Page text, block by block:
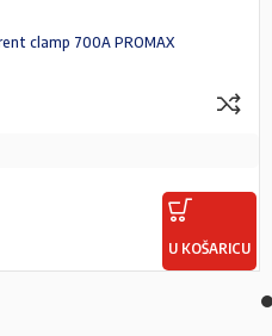
clamp 700A PROMAX
U KOŠARICU